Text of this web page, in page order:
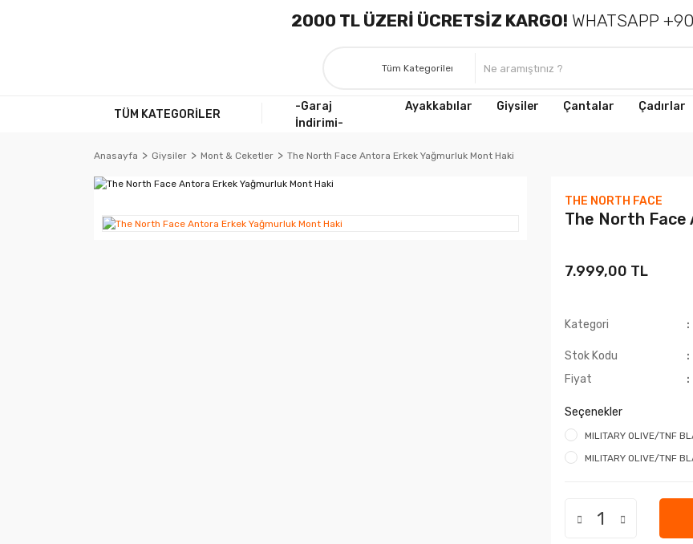
2000 TL ÜZERİ ÜCRETSİZ KARGO! WHATSAPP
TÜM KATEGORİLER
-Garaj
İndirimi-
Ayakkabılar Giysiler Çantalar Çadırlar
Anasayfa Giysiler Mont & Ceketler The North Face Antora Erkek Yağmurluk Mont Haki
THE NORTH FACE
The North Face
7.999,00 TL
Kategori
Stok Kodu
Fiyat
Seçenekler
MILITARY OLIVE/TNF
MILITARY OLIVE/TNF